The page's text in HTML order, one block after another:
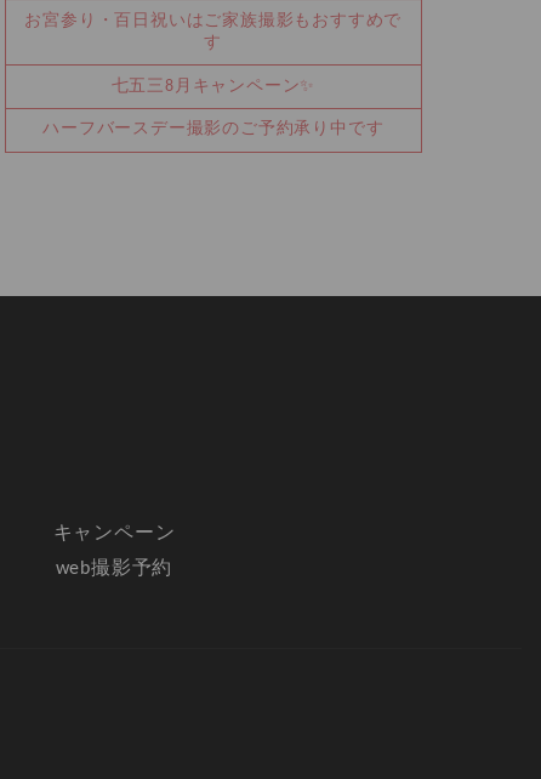
お宮参り・百日祝いはご家族撮影もおすすめで
す
七五三8月キャンペーン✨
ハーフバースデー撮影のご予約承り中です
キャンペーン
web撮影予約